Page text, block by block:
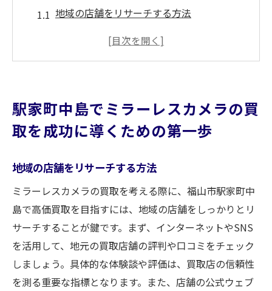
地域の店舗をリサーチする方法
信頼できる買取業者の選び方
査定時のポイントを押さえる
福山市の隠れた名店でミラーレスカメラを高価
口コミを活用した店舗選び
買取価格を引き上げる交渉術
季節やタイミングを見極める
プロの査定士に依頼するメリット
隠れた優良店舗を探すコツ
買取時の注意点を知る
駅家町中島でミラーレスカメラの買
取を成功に導くための第一歩
地域の店舗をリサーチする方法
ミラーレスカメラの買取を考える際に、福山市駅家町中
島で高価買取を目指すには、地域の店舗をしっかりとリ
サーチすることが鍵です。まず、インターネットやSNS
を活用して、地元の買取店舗の評判や口コミをチェック
しましょう。具体的な体験談や評価は、買取店の信頼性
を測る重要な指標となります。また、店舗の公式ウェブ